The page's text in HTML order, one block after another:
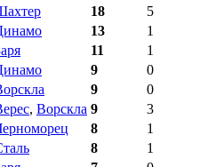
18
5
13
1
11
1
9
0
9
0
, Ворскла 9
3
8
1
8
1